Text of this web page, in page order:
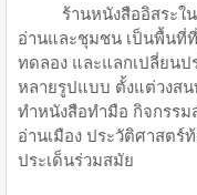
ร้านหนังสืออิสระใน
อ่านและชุมชน เป็นพื้นที่
ทดลอง และแลกเปลี่ยนป
หลายรูปแบบ ตั้งแต่วงสน
ทำหนังสือทำมือ กิจกรรม
อ่านเมือง ประวัติศาสตร์
ประเด็นร่วมสมัย